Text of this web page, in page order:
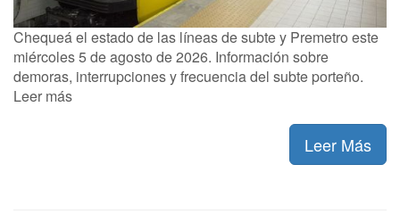
Chequeá el estado de las líneas de subte y Premetro este
miércoles 5 de agosto de 2026. Información sobre
demoras, interrupciones y frecuencia del subte porteño.
Leer más
Leer Más